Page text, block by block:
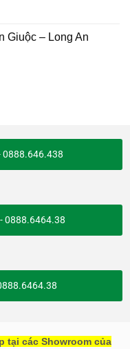
Giuộc – Long An
0888.646.438
0888.6464.38
tại các Showroom của